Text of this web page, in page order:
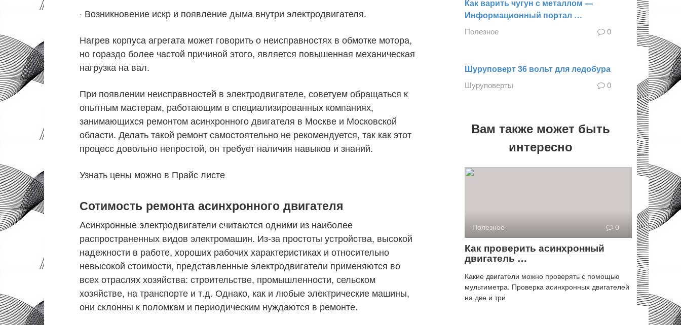
· Возникновение искр и появление дыма внутри электродвигателя.
Нагрев корпуса агрегата может говорить о неисправностях в обмотке мотора,
но гораздо более частой причиной этого, является повышенная механическая
нагрузка на вал.
При появлении неисправностей в электродвигателе, советуем обращаться к
опытным мастерам, работающим в специализированных компаниях,
занимающихся ремонтом асинхронного двигателя в Москве и Московской
области. Делать такой ремонт самостоятельно не рекомендуется, так как этот
процесс довольно непростой, он требует наличия навыков и знаний.
Узнать цены можно в Прайс листе
Сотимость ремонта асинхронного двигателя
Асинхронные электродвигатели считаются одними из наиболее
распространенных видов электромашин. Из-за простоты устройства, высокой
надежности в работе, хороших рабочих характеристиках и относительно
невысокой стоимости, представленные электродвигатели применяются во
всех отраслях хозяйства: строительстве, промышленности, сельском
хозяйстве, на транспорте и т.д. Однако, как и любые электрические машины,
они склонны к поломкам и периодическим нуждаются в ремонте.
Как варить чугун с металлом —
Информационный портал …
Полезное 0
Шуруповерт 36 вольт для ледобура
Шуруповерты 0
Вам также может быть
интересно
Полезное 0
Как проверить асинхронный
двигатель …
Какие двигатели можно проверять с помощью
мультиметра. Проверка асинхронных двигателей
на две и три